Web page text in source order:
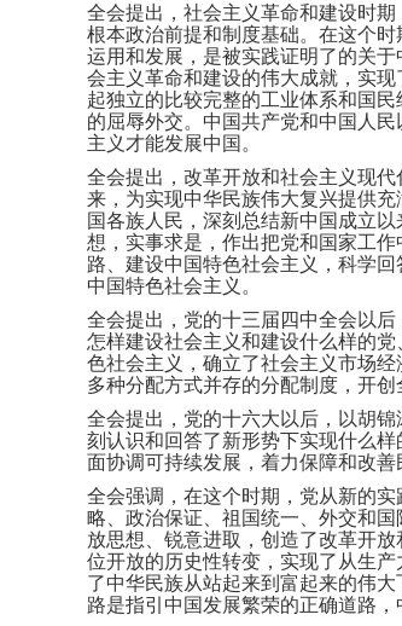
全会提出，社会主义革命和建设时
根本政治前提和制度基础。在这个
运用和发展，是被实践证明了的关
会主义革命和建设的伟大成就，实
起独立的比较完整的工业体系和国
的屈辱外交。中国共产党和中国人
主义才能发展中国。
全会提出，改革开放和社会主义现
来，为实现中华民族伟大复兴提供
国各族人民，深刻总结新中国成立
想，实事求是，作出把党和国家工
路、建设中国特色社会主义，科学
中国特色社会主义。
全会提出，党的十三届四中全会以
怎样建设社会主义和建设什么样的
色社会主义，确立了社会主义市场
多种分配方式并存的分配制度，开
全会提出，党的十六大以后，以胡
刻认识和回答了新形势下实现什么
面协调可持续发展，着力保障和改
全会强调，在这个时期，党从新的
略、政治保证、祖国统一、外交和
放思想、锐意进取，创造了改革开
位开放的历史性转变，实现了从生
了中华民族从站起来到富起来的伟
路是指引中国发展繁荣的正确道路，